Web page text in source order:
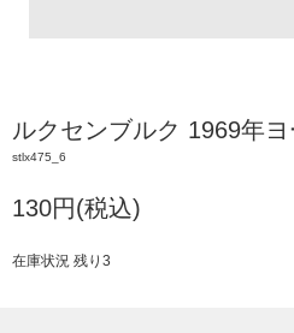
ルクセンブルク 1969年
stlx475_6
130円(税込)
在庫状況 残り3